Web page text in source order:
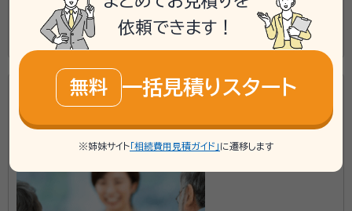
所属する専門家：
行政書士
所属団体：
相続手続きをお手伝い
森山行政書士事務所
依頼できます！
無料 一括見積りスタート
※姉妹サイト 「相続費用見積ガイド」 に遷移します